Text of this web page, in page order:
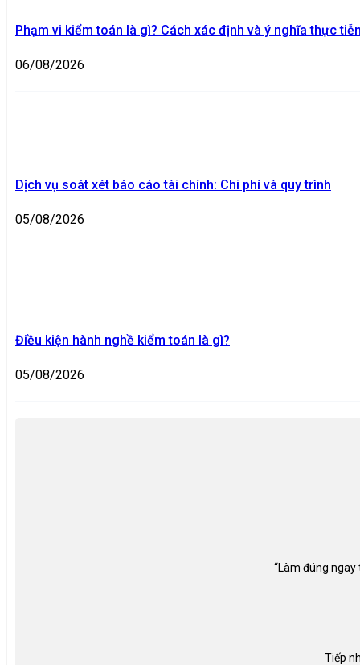
Phạm vi kiểm toán là gì? Cách xác định và ý nghĩa thực
06/08/2026
Dịch vụ soát xét báo cáo tài chính: Chi phí và quy trình
05/08/2026
Điều kiện hành nghề kiểm toán là gì?
05/08/2026
“Làm đúng
Tiếp